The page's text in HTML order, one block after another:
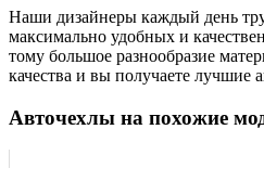
Наши дизайнеры каждый день
максимально удобных и
тому большое разнообразие
качества и вы получаете лучшие
Авточехлы на похожие